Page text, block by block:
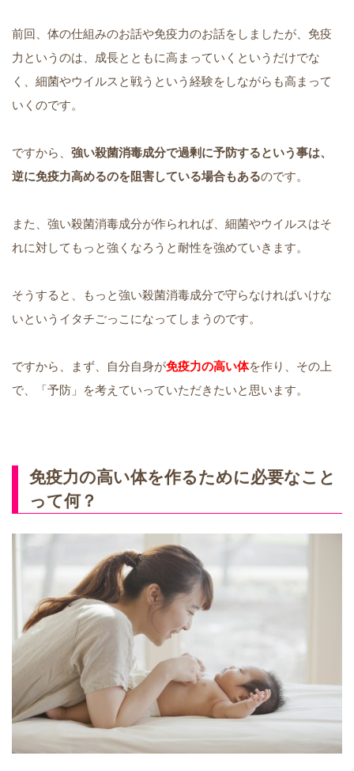
前回、体の仕組みのお話や免疫力のお話をしましたが、免疫
力というのは、成長とともに高まっていくというだけでな
く、細菌やウイルスと戦うという経験をしながらも高まって
いくのです。
ですから、 強い殺菌消毒成分で過剰に予防するという事は、
逆に免疫力高めるのを阻害している場合もあるのです。
また、強い殺菌消毒成分が作られれば、細菌やウイルスはそ
れに対してもっと強くなろうと耐性を強めていきます。
そうすると、もっと強い殺菌消毒成分で守らなければいけな
いというイタチごっこになってしまうのです。
ですから、まず、自分自身が免疫力の高い体を作り、その上
で、「予防」を考えていっていただきたいと思います。
免疫力の高い体を作るために必要なこと
って何？